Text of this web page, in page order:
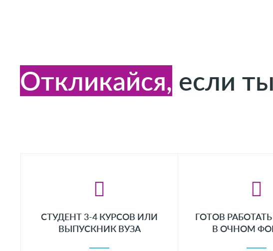
Откликайся, если ты
СТУДЕНТ 3-4 КУРСОВ ИЛИ
ВЫПУСКНИК ВУЗА
ГОТОВ РАБОТАТЬ
В ОЧНОМ